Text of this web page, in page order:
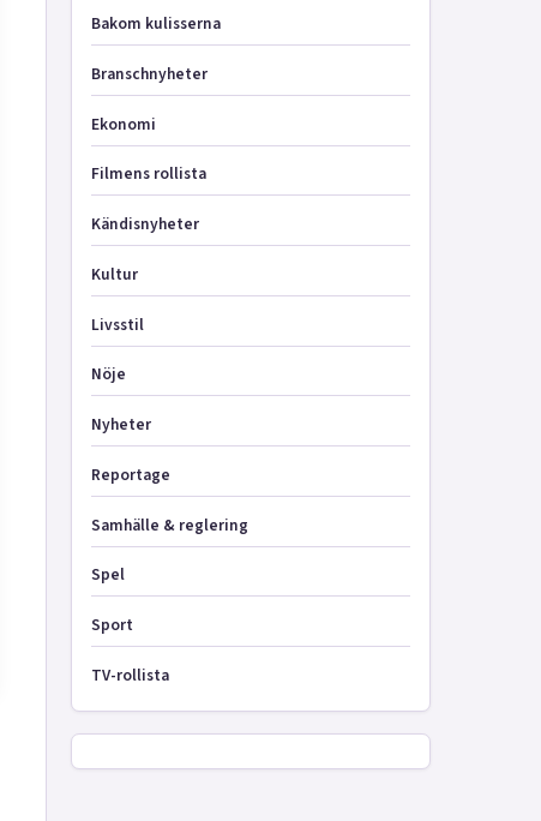
Bakom kulisserna
Branschnyheter
Ekonomi
Filmens rollista
Kändisnyheter
Kultur
Livsstil
Nöje
Nyheter
Reportage
Samhälle & reglering
Spel
Sport
TV-rollista